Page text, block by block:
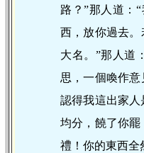
路？”那人道：
西，放你過去
大名。”那人道
思，一個喚作
認得我這出家
均分，饒了你
禮！你的東西全